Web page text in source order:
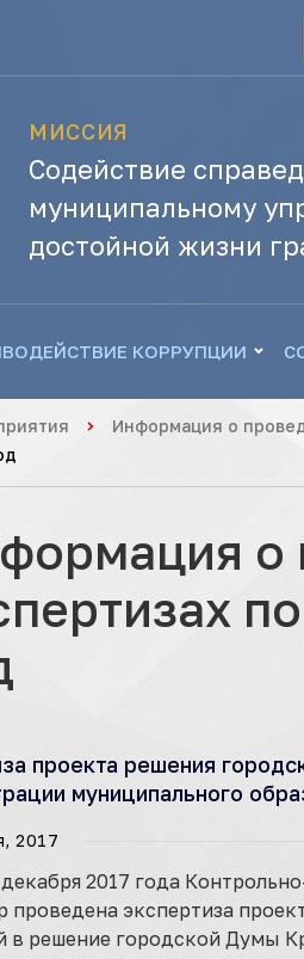
МИССИЯ
Содействие
муниципальному
достойной жизни
КОРРУПЦИИ
Информация о
о
проекта решения
муниципального
2017
2017 года
проведена экспертиза
в решение городской Думы